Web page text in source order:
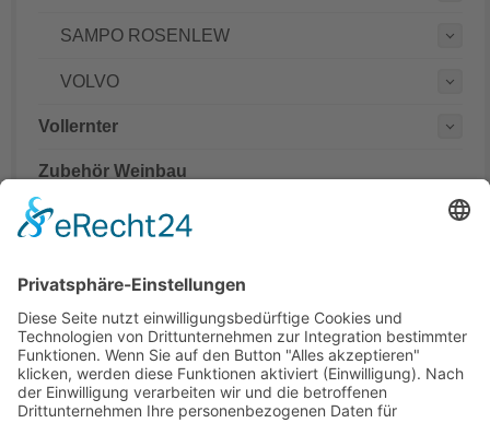
SAMPO ROSENLEW
VOLVO
Vollernter
Zubehör Weinbau
Teilenummern
Hinweis:
Es handelt sich um Teile in Erstausrüsterqualität nicht aber
um Originalteile. Die originalen Teilenummern OEM und
Markennamen dienen lediglich der leichteren Zuordnung der
Mähdrescher Ersatzteile.